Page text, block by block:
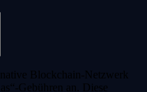
Blockchain-Netzwerk
Gebühren an. Diese